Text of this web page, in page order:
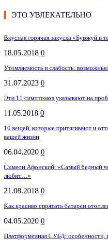
ЭТО УВЛЕКАТЕЛЬНО
Вкусная горячая закуска «Буржуй в
18.05.2018 0
Утомляемость и слабость:
31.07.2023 0
Эти 11 симптомов указывают на
11.05.2018 0
10 вещей, которые притягивают и
вашей жизни
06.04.2020 0
Симеон Афонский: «Самый бедный
любит…»
21.08.2018 0
Как красиво спрятать батареи
04.05.2020 0
Платформенная СУБД: особенности,